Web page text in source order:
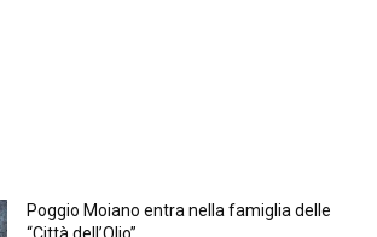
Poggio Moiano entra nella famiglia delle
“Città dell’Olio”